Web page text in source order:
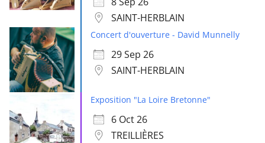
SAINT-HERBLAIN
Concert d'ouverture - David Munnelly
29 Sep 26
SAINT-HERBLAIN
Exposition "La Loire Bretonne"
6 Oct 26
TREILLIÈRES